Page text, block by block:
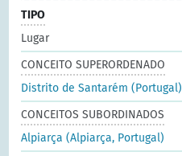
TIPO
Lugar
CONCEITO SUPERORDENADO
Distrito de Santarém (Portugal)
CONCEITOS SUBORDINADOS
Alpiarça (Alpiarça, Portugal)